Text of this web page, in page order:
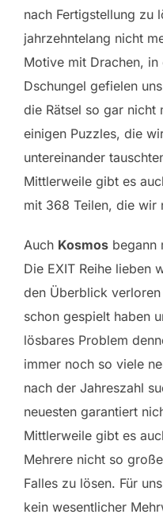
nach Fertigstellung zu
jahrzehntelang nicht
Motive mit Drachen,
Dschungel gefielen
die Rätsel so gar nicht
einigen Puzzles, die
untereinander
Mittlerweile gibt es
mit 368 Teilen, die wir
Auch Kosmos begann
Die EXIT Reihe lieben
den Überblick
schon gespielt haben
lösbares Problem
immer noch so viele
nach der Jahreszahl
neuesten garantiert
Mittlerweile gibt es
Mehrere nicht so
Falles zu lösen. Für
kein wesentlicher